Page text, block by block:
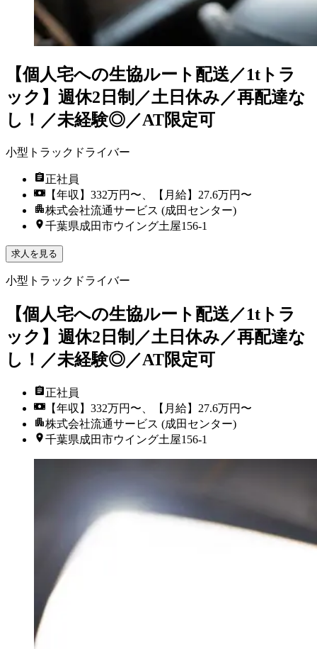
【個人宅への生協ルート配送／1tトラ
ック】週休2日制／土日休み／再配達な
し！／未経験◎／AT限定可
小型トラックドライバー
正社員
【年収】332万円〜、【月給】27.6万円〜
株式会社流通サービス (成田センター)
千葉県成田市ウイング土屋156-1
求人を見る
小型トラックドライバー
【個人宅への生協ルート配送／1tトラ
ック】週休2日制／土日休み／再配達な
し！／未経験◎／AT限定可
正社員
【年収】332万円〜、【月給】27.6万円〜
株式会社流通サービス (成田センター)
千葉県成田市ウイング土屋156-1